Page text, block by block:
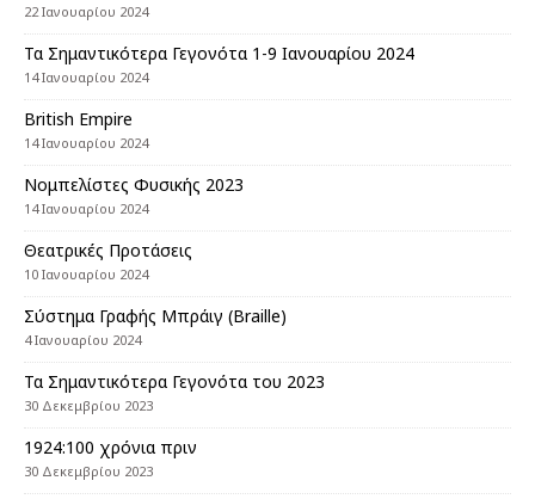
22 Ιανουαρίου 2024
Τα Σημαντικότερα Γεγονότα 1-9 Ιανουαρίου 2024
14 Ιανουαρίου 2024
British Empire
14 Ιανουαρίου 2024
Nομπελίστες Φυσικής 2023
14 Ιανουαρίου 2024
Θεατρικές Προτάσεις
10 Ιανουαρίου 2024
Σύστημα Γραφής Μπράιγ (Braille)
4 Ιανουαρίου 2024
Τα Σημαντικότερα Γεγονότα του 2023
30 Δεκεμβρίου 2023
1924:100 χρόνια πριν
30 Δεκεμβρίου 2023